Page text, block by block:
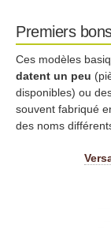
Premiers
Ces modèles
datent un peu
disponibles) ou
souvent fabriqué
des noms